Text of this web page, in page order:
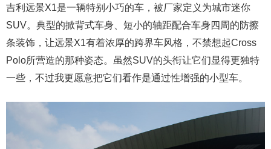
吉利远景X1是一辆特别小巧的车，被厂家定义为城市迷你
SUV。典型的掀背式车身、短小的轴距配合车身四周的防擦
条装饰，让远景X1有着浓厚的跨界车风格，不禁想起Cross
Polo所营造的那种姿态。虽然SUV的头衔让它们显得更独特
一些，不过我更愿意把它们看作是通过性增强的小型车。